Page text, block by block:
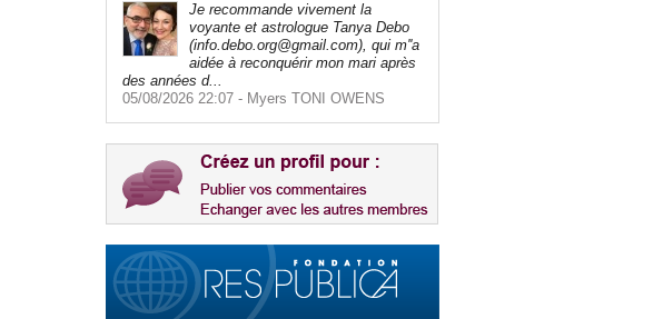
Je recommande vivement la
voyante et astrologue Tanya Debo
(info.debo.org@gmail.com), qui m''a
aidée à reconquérir mon mari après
des années d...
05/08/2026 22:07 - Myers TONI OWENS